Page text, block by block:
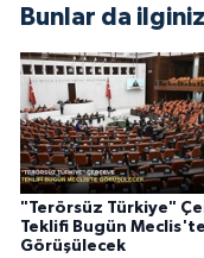
Bunlar da
"Terörsüz Türkiye"
Teklifi Bugün Meclis'te
Görüşülecek